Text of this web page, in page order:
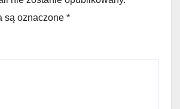
są oznaczone *